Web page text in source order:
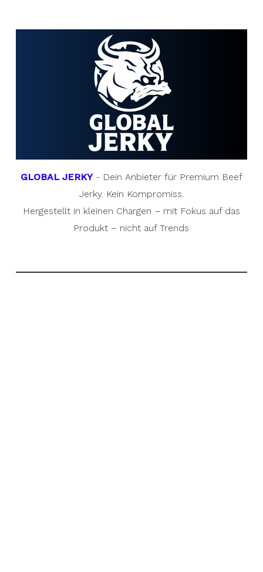
GLOBAL JERKY- Dein Anbieter für Premium Beef
Jerky. Kein Kompromiss.
Hergestellt in kleinen Chargen – mit Fokus auf das
Produkt – nicht auf Trends